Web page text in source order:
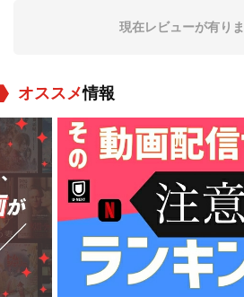
現在レビューが有りま
オススメ情報